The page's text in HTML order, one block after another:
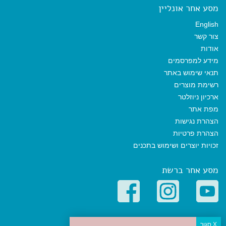
מסע אחר אונליין
English
צור קשר
אודות
מידע למפרסמים
תנאי שימוש באתר
רשימת מוצרים
ארכיון ניוזלטר
מפת אתר
הצהרת נגישות
הצהרת פרטיות
זכויות יוצרים ושימוש בתכנים
מסע אחר ברשת
קטגוריות פופולריות